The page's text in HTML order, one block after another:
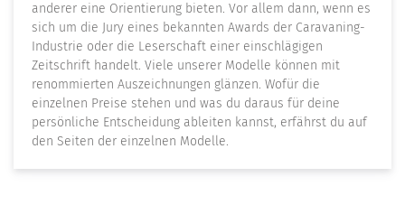
anderer eine Orientierung bieten. Vor allem dann, wenn es
sich um die Jury eines bekannten Awards der Caravaning-
Industrie oder die Leserschaft einer einschlägigen
Zeitschrift handelt. Viele unserer Modelle können mit
renommierten Auszeichnungen glänzen. Wofür die
einzelnen Preise stehen und was du daraus für deine
persönliche Entscheidung ableiten kannst, erfährst du auf
den Seiten der einzelnen Modelle.